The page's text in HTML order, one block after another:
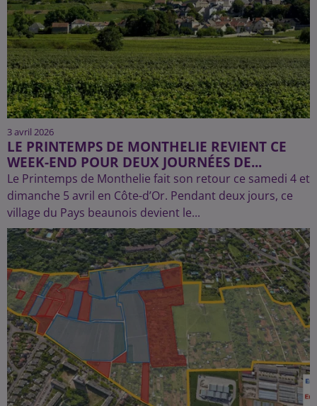
3 avril 2026
LE PRINTEMPS DE MONTHELIE REVIENT CE
WEEK-END POUR DEUX JOURNÉES DE...
Le Printemps de Monthelie fait son retour ce samedi 4 et
dimanche 5 avril en Côte-d’Or. Pendant deux jours, ce
village du Pays beaunois devient le...